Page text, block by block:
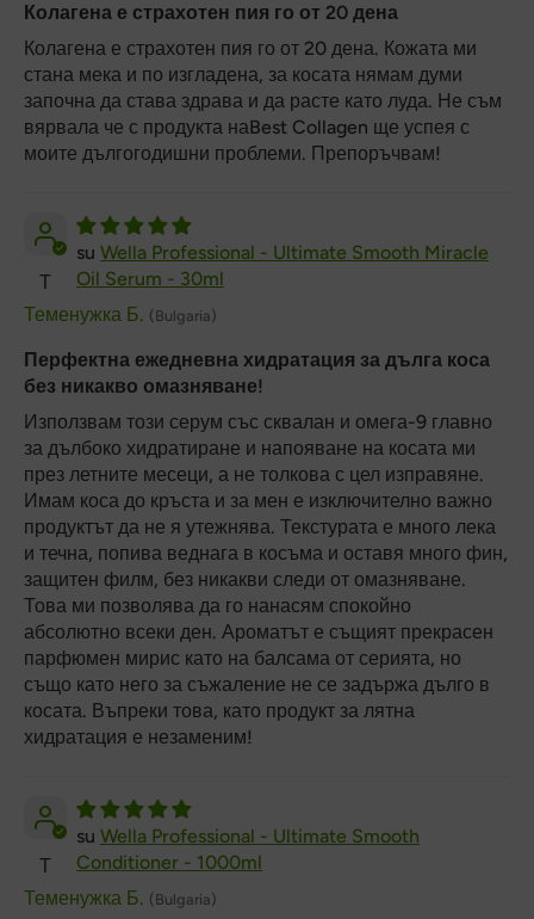
Колагена е страхотен пия го от 20 дена
Колагена е страхотен пия го от 20 дена. Кожата ми
стана мека и по изгладена, за косата нямам думи
започна да става здрава и да расте като луда. Не съм
вярвала че с продукта наBest Collagen ще успея с
моите дългогодишни проблеми. Препоръчвам!
Т
Wella Professional - Ultimate Smooth Miracle
Oil Serum - 30ml
Теменужка Б. (Bulgaria)
Перфектна ежедневна хидратация за дълга коса
без никакво омазняване!
Използвам този серум със сквалан и омега-9 главно
за дълбоко хидратиране и напояване на косата ми
през летните месеци, а не толкова с цел изправяне.
Имам коса до кръста и за мен е изключително важно
продуктът да не я утежнява. Текстурата е много лека
и течна, попива веднага в косъма и оставя много фин,
защитен филм, без никакви следи от омазняване.
Това ми позволява да го нанасям спокойно
абсолютно всеки ден. Ароматът е същият прекрасен
парфюмен мирис като на балсама от серията, но
също като него за съжаление не се задържа дълго в
косата. Въпреки това, като продукт за лятна
хидратация е незаменим!
Т
Wella Professional - Ultimate Smooth
Conditioner - 1000ml
Теменужка Б. (Bulgaria)